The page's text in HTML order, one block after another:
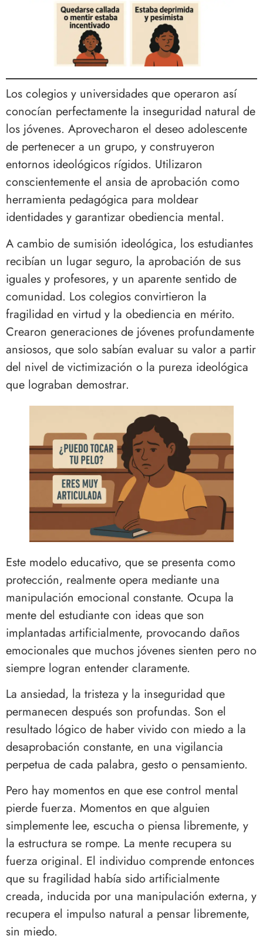
Los colegios y universidades que operaron así
conocían perfectamente la inseguridad natural de
los jóvenes. Aprovecharon el deseo adolescente
de pertenecer a un grupo, y construyeron
entornos ideológicos rígidos. Utilizaron
conscientemente el ansia de aprobación como
herramienta pedagógica para moldear
identidades y garantizar obediencia mental.
A cambio de sumisión ideológica, los estudiantes
recibían un lugar seguro, la aprobación de sus
iguales y profesores, y un aparente sentido de
comunidad. Los colegios convirtieron la
fragilidad en virtud y la obediencia en mérito.
Crearon generaciones de jóvenes profundamente
ansiosos, que solo sabían evaluar su valor a partir
del nivel de victimización o la pureza ideológica
que lograban demostrar.
Este modelo educativo, que se presenta como
protección, realmente opera mediante una
manipulación emocional constante. Ocupa la
mente del estudiante con ideas que son
implantadas artificialmente, provocando daños
emocionales que muchos jóvenes sienten pero no
siempre logran entender claramente.
La ansiedad, la tristeza y la inseguridad que
permanecen después son profundas. Son el
resultado lógico de haber vivido con miedo a la
desaprobación constante, en una vigilancia
perpetua de cada palabra, gesto o pensamiento.
Pero hay momentos en que ese control mental
pierde fuerza. Momentos en que alguien
simplemente lee, escucha o piensa libremente, y
la estructura se rompe. La mente recupera su
fuerza original. El individuo comprende entonces
que su fragilidad había sido artificialmente
creada, inducida por una manipulación externa, y
recupera el impulso natural a pensar libremente,
sin miedo.